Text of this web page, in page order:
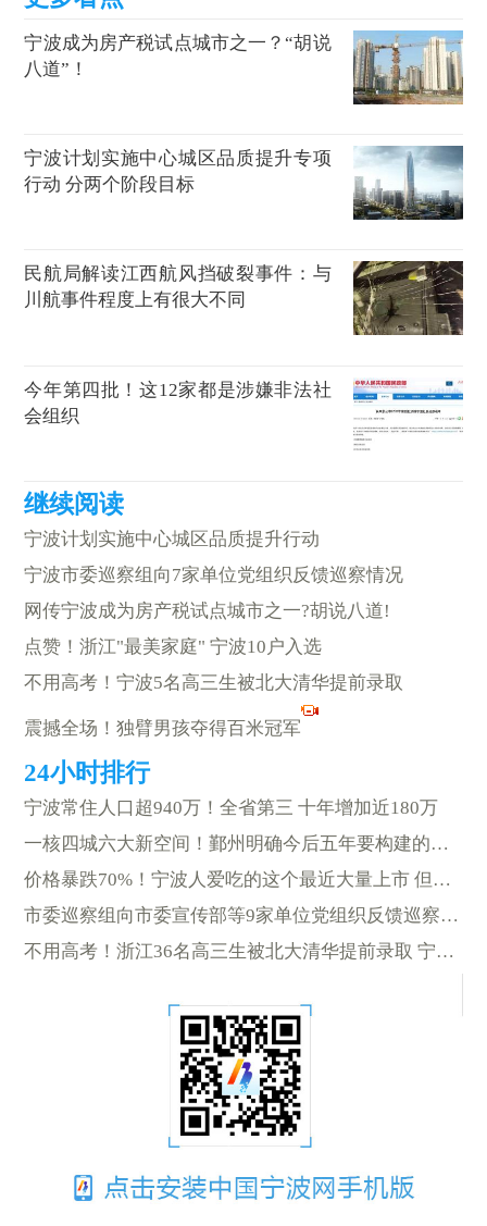
宁波成为房产税试点城市之一？“胡说
八道”！
宁波计划实施中心城区品质提升专项
行动 分两个阶段目标
民航局解读江西航风挡破裂事件：与
川航事件程度上有很大不同
今年第四批！这12家都是涉嫌非法社
会组织
宁波计划实施中心城区品质提升行动
宁波市委巡察组向7家单位党组织反馈巡察情况
网传宁波成为房产税试点城市之一?胡说八道!
点赞！浙江"最美家庭" 宁波10户入选
不用高考！宁波5名高三生被北大清华提前录取
震撼全场！独臂男孩夺得百米冠军
宁波常住人口超940万！全省第三 十年增加近180万
一核四城六大新空间！鄞州明确今后五年要构建的城市发展格局
价格暴跌70%！宁波人爱吃的这个最近大量上市 但是…
市委巡察组向市委宣传部等9家单位党组织反馈巡察情况
不用高考！浙江36名高三生被北大清华提前录取 宁波有5人